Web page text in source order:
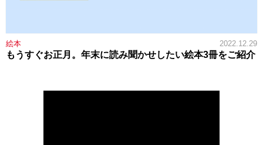
絵本 2022.12.29
もうすぐお正月。年末に読み聞かせしたい絵本3冊をご紹介